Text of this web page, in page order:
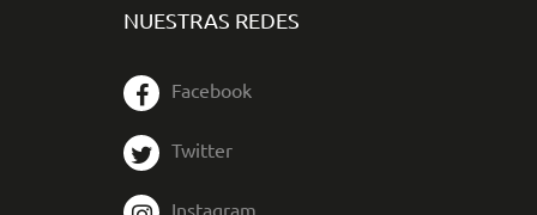
NUESTRAS REDES
Facebook
Twitter
Instagram